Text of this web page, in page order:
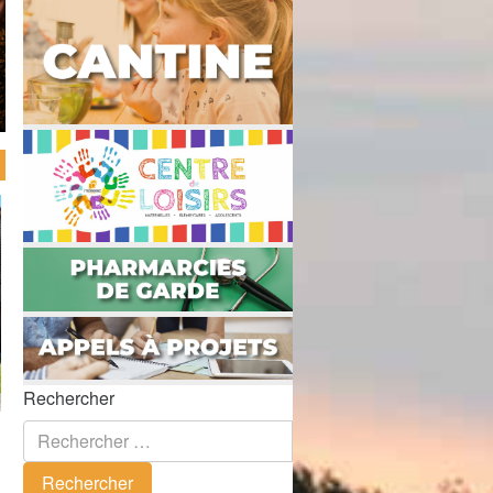
de subvention
d’autorisation de tournage
Rechercher